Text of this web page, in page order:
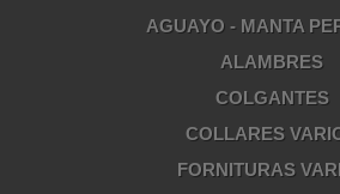
AGUAYO - MANTA
ALAMBRES
COLGANTES
COLLARES
FORNITURAS